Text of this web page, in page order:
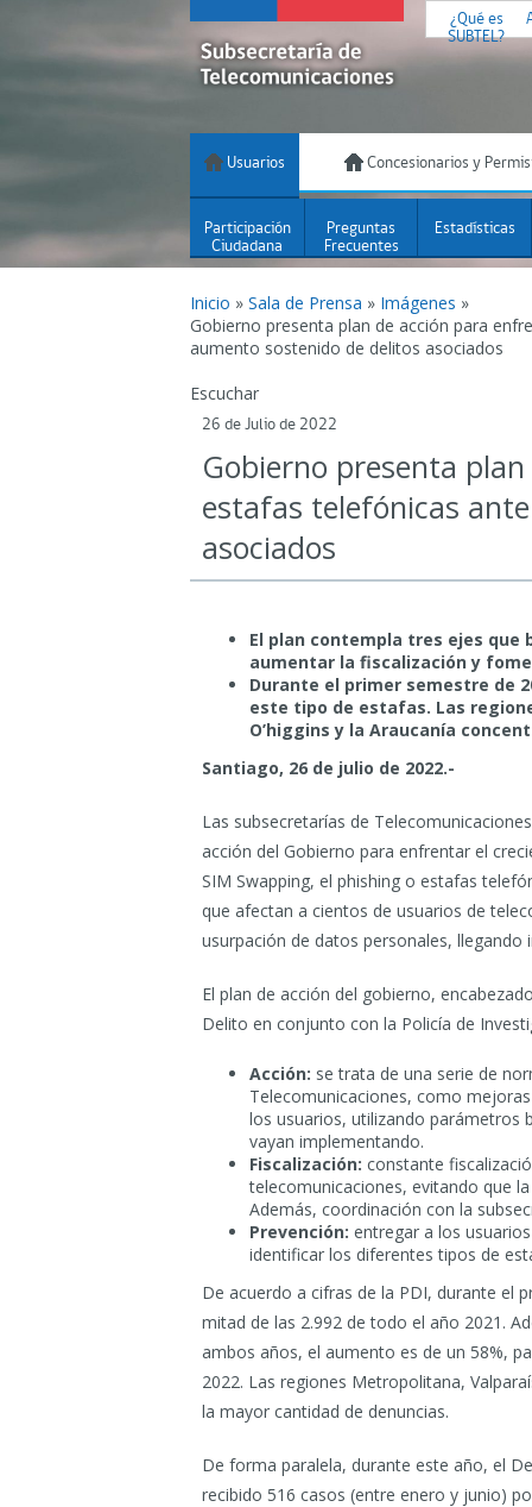
¿Qué es
SUBTEL?
Usuarios Concesionarios y
Participación
Ciudadana
Preguntas
Frecuentes
Estadísticas
Inicio » Sala de Prensa » Imágenes »
Gobierno presenta plan de acción para
aumento sostenido de delitos asociados
Escuchar
26 de Julio de 2022
Gobierno presenta
estafas telefónicas
asociados
El plan contempla tres ejes
aumentar la fiscalización y
Durante el primer semestre de
este tipo de estafas. Las
O’higgins y la Araucanía
Santiago, 26 de julio de 2022.-
Las subsecretarías de
acción del Gobierno para enfrentar el
SIM Swapping, el phishing o estafas
que afectan a cientos de usuarios de
usurpación de datos personales,
El plan de acción del gobierno,
Delito en conjunto con la Policía de
Acción: se trata de una serie de
Telecomunicaciones, como
los usuarios, utilizando parámetros
vayan implementando.
Fiscalización: constante
telecomunicaciones, evitando que
Además, coordinación con la
Prevención: entregar a los
identificar los diferentes tipos de
De acuerdo a cifras de la PDI, durante el
mitad de las 2.992 de todo el año 2021.
ambos años, el aumento es de un 58%,
2022. Las regiones Metropolitana,
la mayor cantidad de denuncias.
De forma paralela, durante este año, el
recibido 516 casos (entre enero y junio)